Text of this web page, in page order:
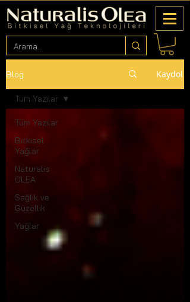
Blog Kaydol
Tüm Yazılar
Bitkisel
Yağlar
Naturalis
OLEA
Sağlık ve
Güzellik
Yağlar
Tüm Yazılar